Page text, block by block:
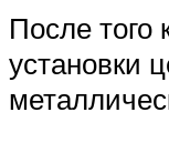
После
установки